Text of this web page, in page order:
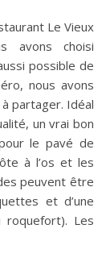
avons choisi
possible de
nous avons
partager. Idéal
un vrai bon
le pavé de
à l’os et les
peuvent être
et d’une
roquefort). Les